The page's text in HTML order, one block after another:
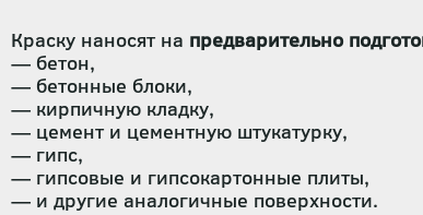
Краску наносят на предварительно
— бетон,
— бетонные блоки,
— кирпичную кладку,
— цемент и цементную штукатурку,
— гипс,
— гипсовые и гипсокартонные плиты,
— и другие аналогичные поверхности.